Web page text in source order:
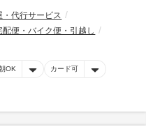
・代行サービス
配便・バイク便・引越し
OK カード可